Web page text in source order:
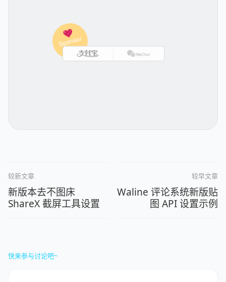
较新文章
新版本去不图床
ShareX 截屏工具设置
较早文章
Waline 评论系统新版贴
图 API 设置示例
快来参与讨论吧~